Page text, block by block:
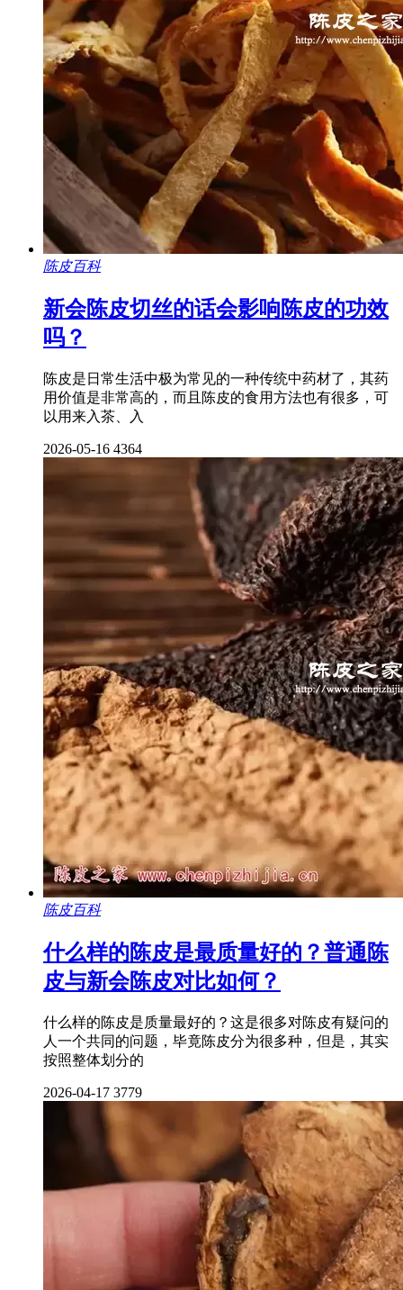
陈皮百科
新会陈皮切丝的话会影响陈皮的功效
吗？
陈皮是日常生活中极为常见的一种传统中药材了，其药
用价值是非常高的，而且陈皮的食用方法也有很多，可
以用来入茶、入
2026-05-16 4364
陈皮百科
什么样的陈皮是最质量好的？普通陈
皮与新会陈皮对比如何？
什么样的陈皮是质量最好的？这是很多对陈皮有疑问的
人一个共同的问题，毕竟陈皮分为很多种，但是，其实
按照整体划分的
2026-04-17 3779